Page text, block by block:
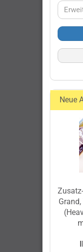
Suche
Neue